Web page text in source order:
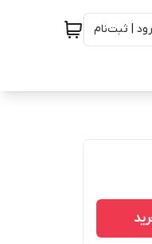
| ثبت‌نام